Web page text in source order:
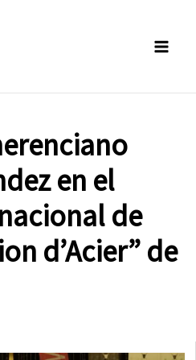
en el
de
d’Acier” de